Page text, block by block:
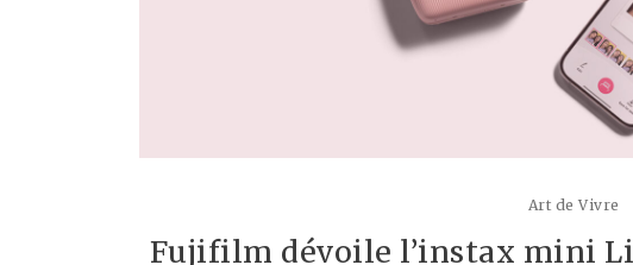
Art de Vivre
Fujifilm dévoile l’instax mini